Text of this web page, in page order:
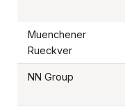
Muenchener
Rueckver
NN Group